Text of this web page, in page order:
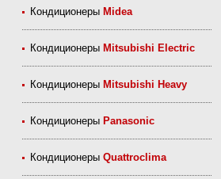
Кондиционеры Midea
Кондиционеры Mitsubishi Electric
Кондиционеры Mitsubishi Heavy
Кондиционеры Panasonic
КондиционерыQuattroclima